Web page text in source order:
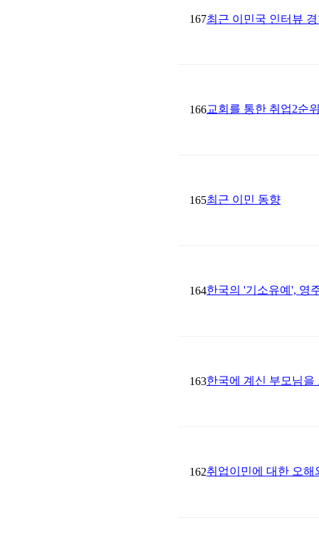
167최근 이민국 인터뷰
166교회를 통한 취업2순
165최근 이민 동향
164한국의 '기소유예', 영
163한국에 계신 부모님을
162취업이민에 대한 오해